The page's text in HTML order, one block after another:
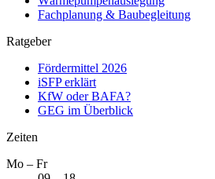
Fachplanung & Baubegleitung
Ratgeber
Fördermittel 2026
iSFP erklärt
KfW oder BAFA?
GEG im Überblick
Zeiten
Mo – Fr